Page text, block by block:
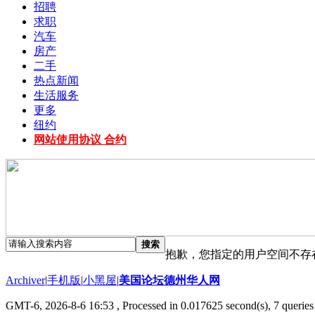
招聘
求职
汽车
房产
二手
热点新闻
生活服务
更多
纽约
网站使用协议 合约
搜索
抱歉，您指定的用户空间不存
Archiver|手机版|小黑屋|美国论坛德州华人网
GMT-6, 2026-8-6 16:53 , Processed in 0.017625 second(s), 7